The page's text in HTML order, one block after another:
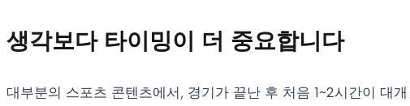
생각보다 타이밍이 더 중요합니다
대부분의 스포츠 콘텐츠에서, 경기가 끝난 후 처음 1~2시간이 대개